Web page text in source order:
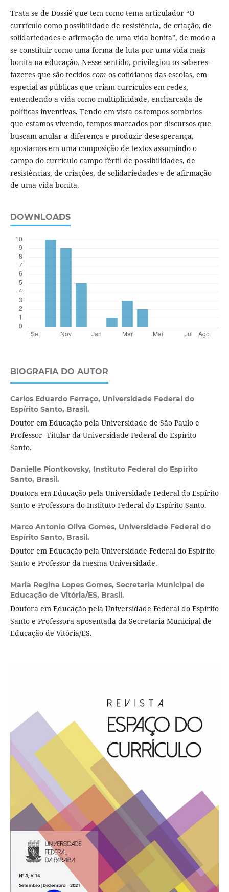
Trata-se de Dossiê que tem como tema articulador “O
currículo como possibilidade de resistência, de criação, de
solidariedades e afirmação de uma vida bonita”, de modo a
se constituir como uma forma de luta por uma vida mais
bonita na educação. Nesse sentido, privilegiou os saberes-
fazeres que são tecidos com os cotidianos das escolas, em
especial as públicas que criam currículos em redes,
entendendo a vida como multiplicidade, encharcada de
políticas inventivas. Tendo em vista os tempos sombrios
que estamos vivendo, tempos marcados por discursos que
buscam anular a diferença e produzir desesperança,
apostamos em uma composição de textos assumindo o
campo do currículo campo fértil de possibilidades, de
resistências, de criações, de solidariedades e de afirmação
de uma vida bonita.
DOWNLOADS
BIOGRAFIA DO AUTOR
Carlos Eduardo Ferraço, Universidade Federal do
Espírito Santo, Brasil.
Doutor em Educação pela Universidade de São Paulo e
Professor Titular da Universidade Federal do Espírito
Santo.
Danielle Piontkovsky, Instituto Federal do Espírito
Santo, Brasil.
Doutora em Educação pela Universidade Federal do Espírito
Santo e Professora do Instituto Federal do Espírito Santo.
Marco Antonio Oliva Gomes, Universidade Federal do
Espírito Santo, Brasil.
Doutor em Educação pela Universidade Federal do Espírito
Santo e Professor da mesma Universidade.
Maria Regina Lopes Gomes, Secretaria Municipal de
Educação de Vitória/ES, Brasil.
Doutora em Educação pela Universidade Federal do Espírito
Santo e Professora aposentada da Secretaria Municipal de
Educação de Vitória/ES.